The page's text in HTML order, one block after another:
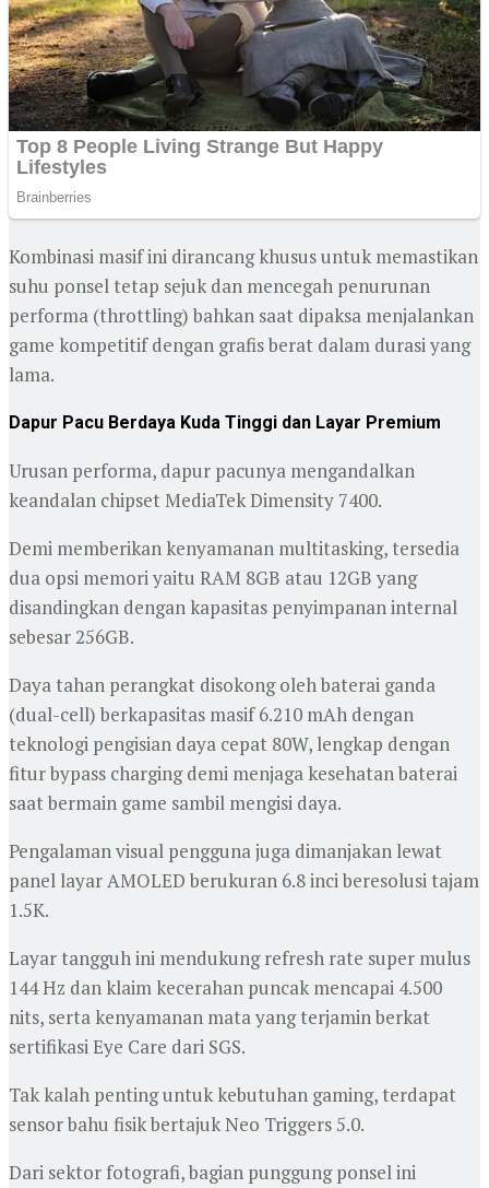
Kombinasi masif ini dirancang khusus untuk memastikan
suhu ponsel tetap sejuk dan mencegah penurunan
performa (throttling) bahkan saat dipaksa menjalankan
game kompetitif dengan grafis berat dalam durasi yang
lama.
Dapur Pacu Berdaya Kuda Tinggi dan Layar Premium
Urusan performa, dapur pacunya mengandalkan
keandalan chipset MediaTek Dimensity 7400.
Demi memberikan kenyamanan multitasking, tersedia
dua opsi memori yaitu RAM 8GB atau 12GB yang
disandingkan dengan kapasitas penyimpanan internal
sebesar 256GB.
Daya tahan perangkat disokong oleh baterai ganda
(dual-cell) berkapasitas masif 6.210 mAh dengan
teknologi pengisian daya cepat 80W, lengkap dengan
fitur bypass charging demi menjaga kesehatan baterai
saat bermain game sambil mengisi daya.
Pengalaman visual pengguna juga dimanjakan lewat
panel layar AMOLED berukuran 6.8 inci beresolusi tajam
1.5K.
Layar tangguh ini mendukung refresh rate super mulus
144 Hz dan klaim kecerahan puncak mencapai 4.500
nits, serta kenyamanan mata yang terjamin berkat
sertifikasi Eye Care dari SGS.
Tak kalah penting untuk kebutuhan gaming, terdapat
sensor bahu fisik bertajuk Neo Triggers 5.0.
Dari sektor fotografi, bagian punggung ponsel ini